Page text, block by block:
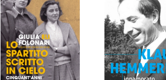
AGGIUNGI AL
CARRELLO
AGGIUNGI AL
CARRELLO